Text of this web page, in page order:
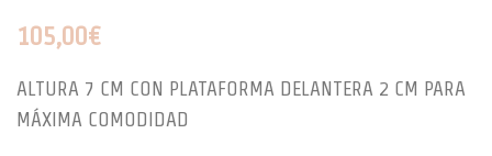
105,00€
ALTURA 7 CM CON PLATAFORMA DELANTERA 2 CM PARA
MÁXIMA COMODIDAD